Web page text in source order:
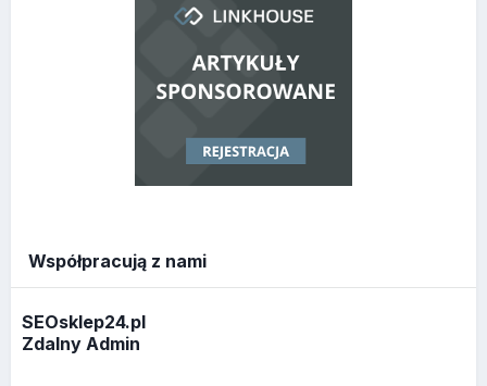
Współpracują z nami
SEOsklep24.pl
Zdalny Admin